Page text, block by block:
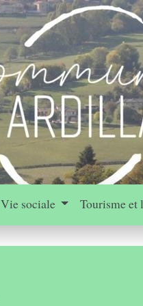
Vie sociale Tourisme et